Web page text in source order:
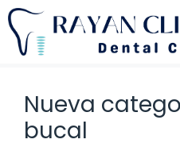
Saltar
al
contenido
Nueva
bucal